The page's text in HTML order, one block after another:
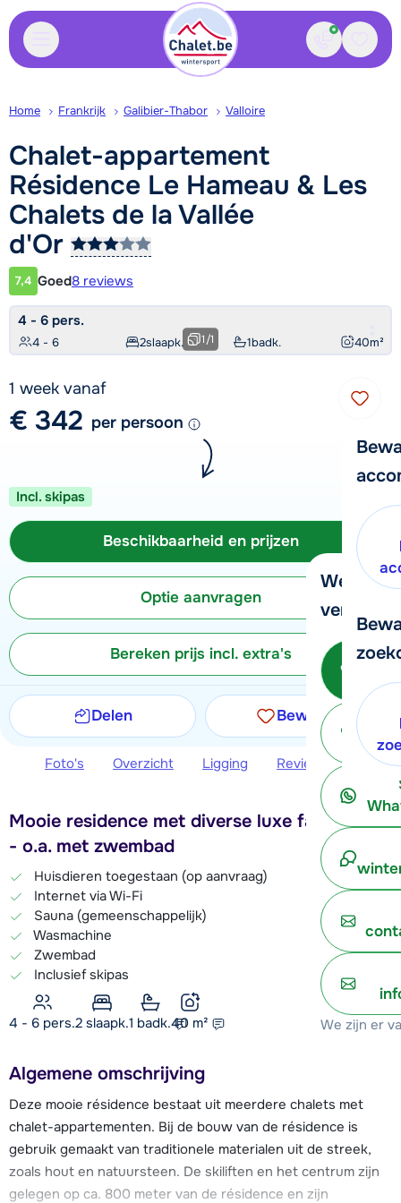
Contact
We
verder!
We zijn er
Home Frankrijk Galibier-Thabor Valloire
Chalet-appartement
Résidence Le Hameau & Les
Chalets de la Vallée
d'Or
Klantwaardering
7,4 Goed8 reviews
4 - 6 pers.
4 - 6 2slaapk. 1badk. 40m²
1/1
1 week vanaf
€ 342 per persoon
Incl. skipas
Beschikbaarheid en prijzen
Optie aanvragen
Bereken prijs incl. extra's
Delen Bewaren
Foto's Overzicht Ligging Reviews
Mooie residence met diverse luxe faciliteiten
- o.a. met zwembad
Huisdieren toegestaan (op aanvraag)
Internet via Wi-Fi
Sauna (gemeenschappelijk)
Wasmachine
Zwembad
Inclusief skipas
4 - 6 pers.2 slaapk.1 badk.40 m²
Algemene omschrijving
Deze mooie résidence bestaat uit meerdere chalets met
chalet-appartementen. Bij de bouw van de résidence is
gebruik gemaakt van traditionele materialen uit de streek,
zoals hout en natuursteen. De skiliften en het centrum zijn
gelegen op ca. 800 meter van de résidence en zijn